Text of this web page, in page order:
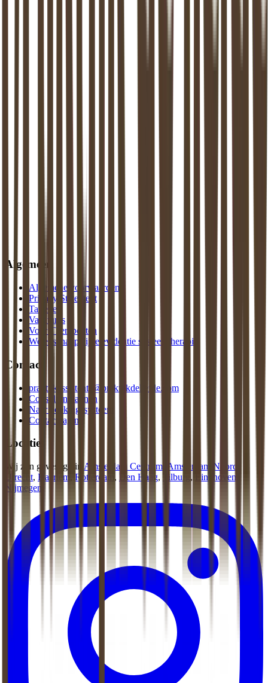
Algemeen
Algemene voorwaarden
Privacy Statement
Tarieven
Vacatures
Voor Therapeuten
Wetenschappelijke evidentie systeemtherapie
Contact
praktijkassistente@praktijkdeliefde.com
Consult inplannen
Naar boekingssysteem
Contactpagina
Locaties
Wij zijn gevestigd in Amsterdam Centrum Amsterdam Noord
Utrecht, Haarlem Rotterdam , Den Haag, Tilburg , Eindhoven
Nijmegen